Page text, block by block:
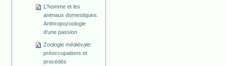
L'homme et les
animaux domestiques.
Anthropozoologie
d'une passion
Zoologie médiévale:
préoccupations et
procédés